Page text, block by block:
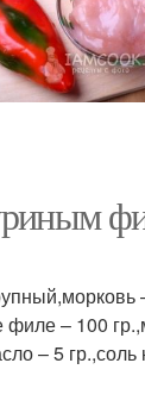
филе – 100
– 5